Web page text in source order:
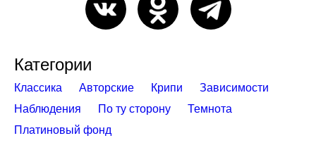
Категории
Классика Авторские Крипи
Зависимости
Наблюдения
По ту сторону
Темнота
Платиновый фонд